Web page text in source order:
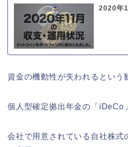
2020年
資金の機動性が失われるという
個人型確定拠出年金の「iDeCo
会社で用意されている自社株式